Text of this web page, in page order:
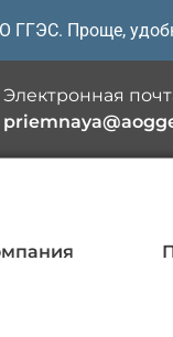
ГГЭС. Проще,
Электронная